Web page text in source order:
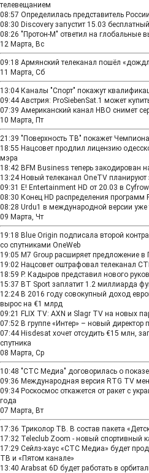
телевещанием
08:57 Определилась представитель
08:30 Discovery запустит 15.03
08:26 "Протон-М" ответил на глобальные
12 Марта, Вс
09:18 Армянский телеканал пошёл
11 Марта, Сб
13:04 Каналы "Спорт" покажут
09:44 Австрия: ProSiebenSat.1 может
07:39 Американский канал HBO снимет
10 Марта, Пт
21:39 "Поверхность ТВ" покажет
18:55 Нацсовет продлил лицензию
мэра
18:42 BFM Business теперь закодирован
13:24 Новый телеканал OneTV
09:31 E! Entertainment HD от 20.03 в
08:30 Конец HD распределения программ
08:28 Urdu1 в международной версии уже
09 Марта, Чт
19:18 Blue Origin подписала второй
со спутниками OneWeb
19:05 M7 Group расширяет предложение
19:02 Нацсовет оштрафовал телеканал
18:59 Р. Кадыров представил нового
15:37 BT Sport заплатит 1.2 миллиарда
12:24 В 2016 году совокупный доход
вырос на €1 млрд
09:21 FLIX TV: AXN и Slagr TV на новых
07:52 В группе «Интер» – новый директор
07:44 Hisdesat хочет отсудить €15 млн,
спутника
08 Марта, Ср
10:48 "СТС Медиа" договорилась о
09:36 Международная версия RTG TV
09:34 Роскосмос откажется от ракет с
года
07 Марта, Вт
17:36 Триколор ТВ. В состав пакета
17:32 Teleclub Zoom - новый спортивный
17:29 Сейлз-хаус «СТС Медиа» будет
ТВ и «Пятом канале»
13:40 Arabsat 6D будет работать в